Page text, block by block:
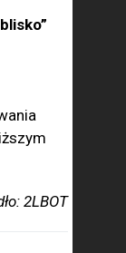
2LBOT